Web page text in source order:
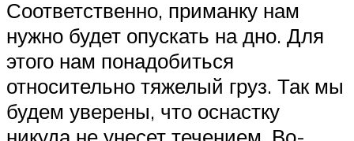
Соответственно, приманку нам
нужно будет опускать на дно. Для
этого нам понадобиться
относительно тяжелый груз. Так мы
будем уверены, что оснастку